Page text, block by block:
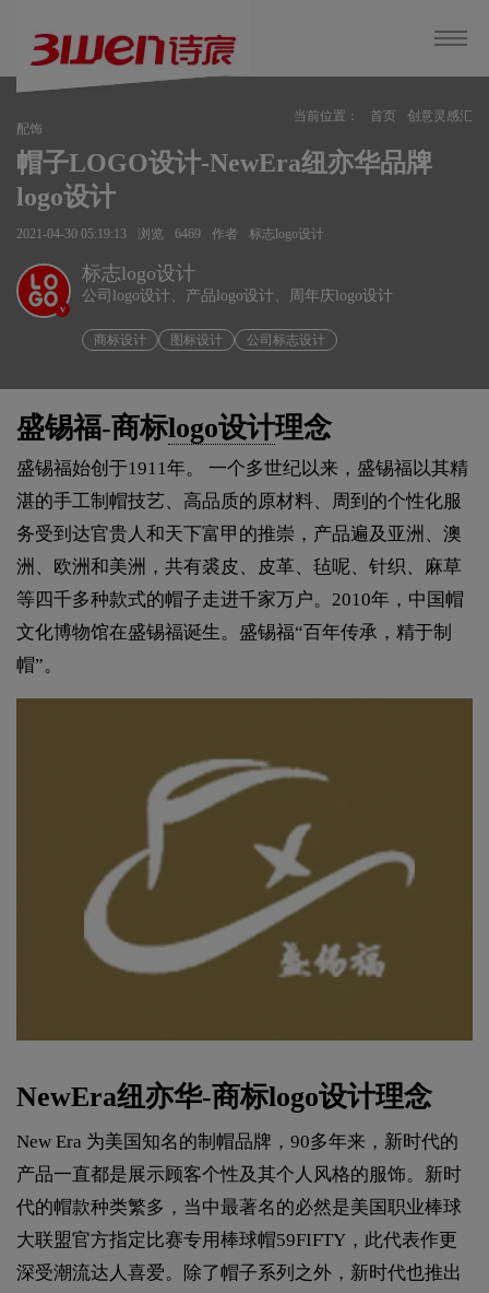
当前位置： 首页
创意灵感汇
配饰
帽子LOGO设计-NewEra纽亦华品牌
logo设计
2021-04-30 05:19:13 浏览 6469 作者 标志logo设计
v
标志logo设计
公司logo设计、产品logo设计、周年庆logo设计
商标设计 图标设计 公司标志设计
盛锡福-商标logo设计理念
盛锡福始创于1911年。 一个多世纪以来，盛锡福以其精
湛的手工制帽技艺、高品质的原材料、周到的个性化服
务受到达官贵人和天下富甲的推崇，产品遍及亚洲、澳
洲、欧洲和美洲，共有裘皮、皮革、毡呢、针织、麻草
等四千多种款式的帽子走进千家万户。2010年，中国帽
文化博物馆在盛锡福诞生。盛锡福“百年传承，精于制
帽”。
NewEra纽亦华-商标logo设计理念
New Era 为美国知名的制帽品牌，90多年来，新时代的
产品一直都是展示顾客个性及其个人风格的服饰。新时
代的帽款种类繁多，当中最著名的必然是美国职业棒球
大联盟官方指定比赛专用棒球帽59FIFTY，此代表作更
深受潮流达人喜爱。除了帽子系列之外，新时代也推出